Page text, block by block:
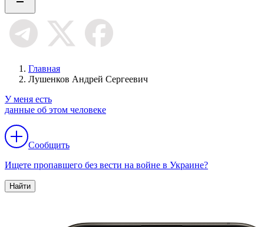
Главная
Лушенков Андрей Сергеевич
У меня есть
данные об этом человеке
Сообщить
Ищете пропавшего без вести на войне в Украине?
Найти